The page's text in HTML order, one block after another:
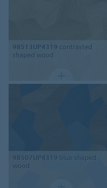
98513UP4319 contrasted
shaped wood
98507UP4319 blue shaped
wood